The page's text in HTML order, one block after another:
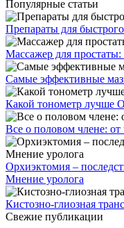
Популярные статьи
Препараты для
Массажер для
Самые эффективные
Какой тонометр лучше
Все о половом члене: от
Орхиэктомия –
Мнение уролога
Кистозно-глиозная
Свежие публикации